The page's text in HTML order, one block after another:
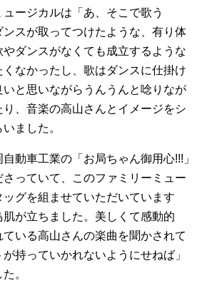
ージカルは「あ、そこで歌う
スが取ってつけたような、有り体
ダンスがなくても成立するような
なかったし、歌はダンスに仕掛け
と思いながらうんうんと唸りなが
、音楽の高山さんとイメージをシ
ました。
動車工業の「お局ちゃん御用心!!!」
っていて、このファミリーミュー
グを組ませていただいています
が立ちました。美しくて感動的
いる高山さんの楽曲を聞かされて
が持っていかれないようにせねば」
。